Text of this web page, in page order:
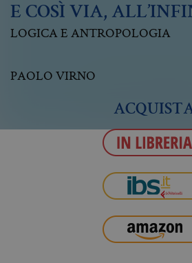
E COSÌ VIA,
LOGICA E ANTROPOLOGIA
PAOLO VIRNO